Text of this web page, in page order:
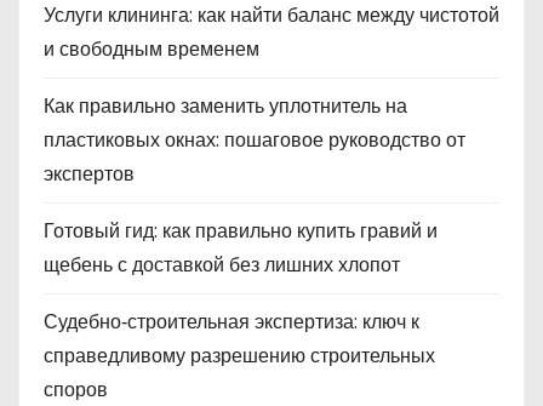
Услуги клининга: как найти баланс между чистотой
и свободным временем
Как правильно заменить уплотнитель на
пластиковых окнах: пошаговое руководство от
экспертов
Готовый гид: как правильно купить гравий и
щебень с доставкой без лишних хлопот
Судебно‑строительная экспертиза: ключ к
справедливому разрешению строительных
споров